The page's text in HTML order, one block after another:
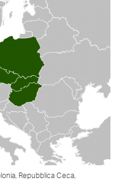
Repubblica Ceca,